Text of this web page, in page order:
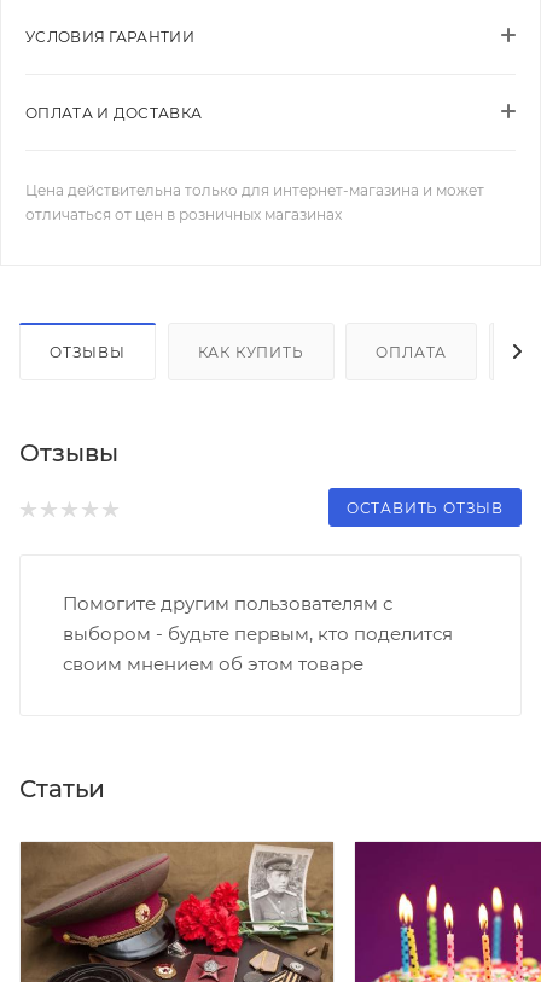
УСЛОВИЯ ГАРАНТИИ
ОПЛАТА И ДОСТАВКА
Цена действительна только для интернет-магазина и может
отличаться от цен в розничных магазинах
ОТЗЫВЫ КАК КУПИТЬ ОПЛАТА
Отзывы
ОСТАВИТЬ ОТЗЫВ
Помогите другим пользователям с
выбором - будьте первым, кто поделится
своим мнением об этом товаре
Статьи